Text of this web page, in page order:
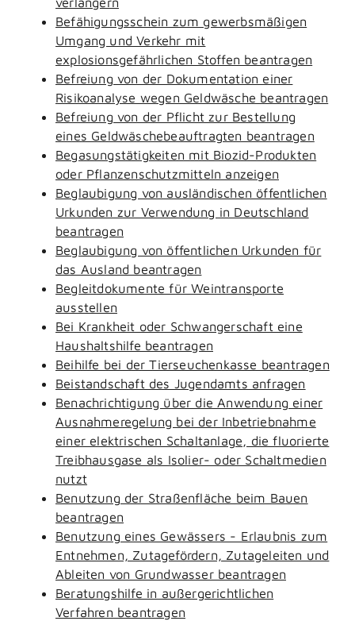
Befähigungsschein zum gewerbsmäßigen
Umgang und Verkehr mit
explosionsgefährlichen Stoffen beantragen
Befreiung von der Dokumentation einer
Risikoanalyse wegen Geldwäsche beantragen
Befreiung von der Pflicht zur Bestellung
eines Geldwäschebeauftragten beantragen
Begasungstätigkeiten mit Biozid-Produkten
oder Pflanzenschutzmitteln anzeigen
Beglaubigung von ausländischen öffentlichen
Urkunden zur Verwendung in Deutschland
beantragen
Beglaubigung von öffentlichen Urkunden für
das Ausland beantragen
Begleitdokumente für Weintransporte
ausstellen
Bei Krankheit oder Schwangerschaft eine
Haushaltshilfe beantragen
Beihilfe bei der Tierseuchenkasse beantragen
Beistandschaft des Jugendamts anfragen
Benachrichtigung über die Anwendung einer
Ausnahmeregelung bei der Inbetriebnahme
einer elektrischen Schaltanlage, die fluorierte
Treibhausgase als Isolier- oder Schaltmedien
nutzt
Benutzung der Straßenfläche beim Bauen
beantragen
Benutzung eines Gewässers - Erlaubnis zum
Entnehmen, Zutagefördern, Zutageleiten und
Ableiten von Grundwasser beantragen
Beratungshilfe in außergerichtlichen
Verfahren beantragen